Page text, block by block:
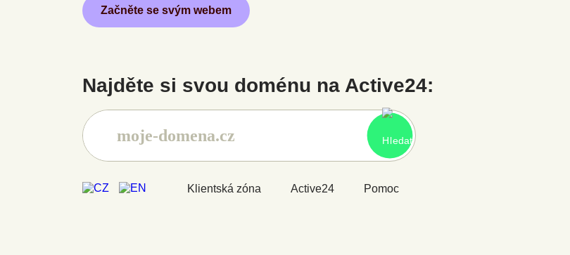
Začněte se svým webem
Najděte si svou doménu na Active24:
Klientská zóna Active24 Pomoc